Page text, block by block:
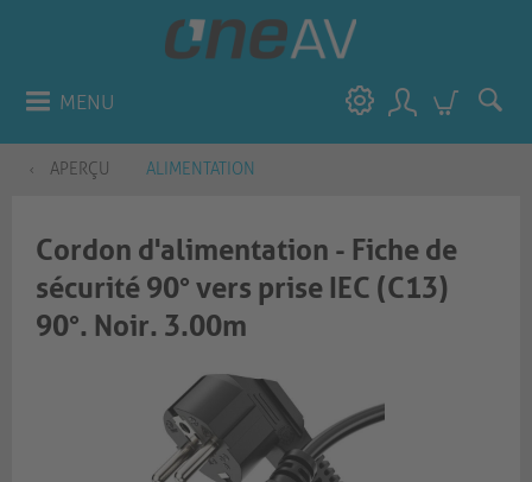
MENU
APERÇU ALIMENTATION
Cordon d'alimentation - Fiche de
sécurité 90° vers prise IEC (C13)
90°. Noir. 3.00m